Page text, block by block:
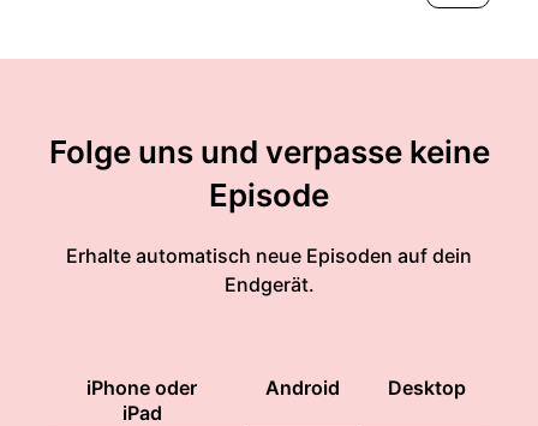
Folge uns und verpasse keine
Episode
Erhalte automatisch neue Episoden auf dein
Endgerät.
iPhone oder
iPad
Android Desktop